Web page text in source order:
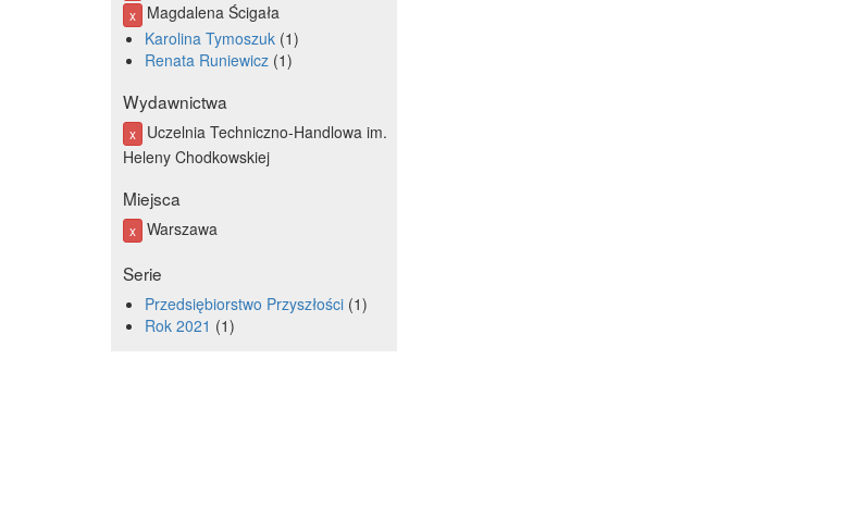
x
Magdalena Ścigała
Karolina Tymoszuk 1
Renata Runiewicz 1
Wydawnictwa
x
Uczelnia Techniczno-Handlowa im.
Heleny Chodkowskiej
Miejsca
x Warszawa
Serie
Przedsiębiorstwo Przyszłości 1
Rok 2021
1